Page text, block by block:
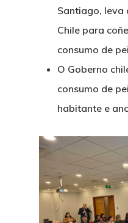
Santiago, leva
Chile para
consumo de
O Goberno
consumo de
habitante e